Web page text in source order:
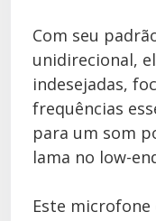
Com seu
unidirecional,
indesejadas,
frequências
para um som
lama no low-
Este